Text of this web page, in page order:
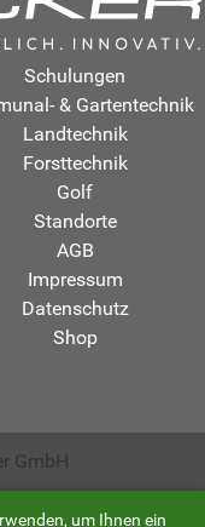
Schulungen
& Gartentechnik
Landtechnik
Forsttechnik
Golf
Standorte
AGB
Impressum
Datenschutz
Shop
GmbH
um Ihnen ein